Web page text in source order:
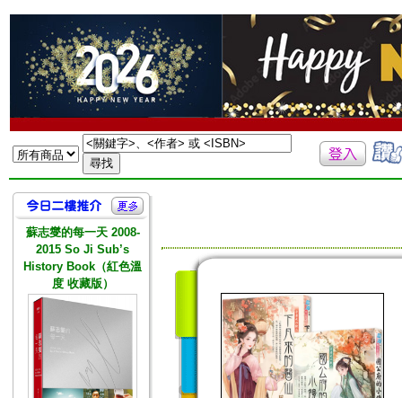
蘇志燮的每一天 2008-
2015 So Ji Sub’s
History Book（紅色溫
度 收藏版）